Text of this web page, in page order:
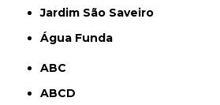
jardim São Saveiro
Água Funda
ABC
ABCD